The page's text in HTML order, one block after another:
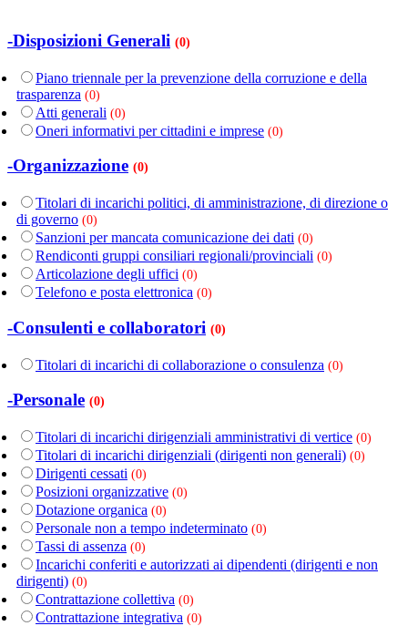
-Disposizioni Generali (0)
Piano triennale per la prevenzione della corruzione e della
trasparenza (0)
Atti generali (0)
Oneri informativi per cittadini e imprese (0)
-Organizzazione (0)
Titolari di incarichi politici, di amministrazione, di direzione o
di governo (0)
Sanzioni per mancata comunicazione dei dati (0)
Rendiconti gruppi consiliari regionali/provinciali (0)
Articolazione degli uffici (0)
Telefono e posta elettronica (0)
-Consulenti e collaboratori (0)
Titolari di incarichi di collaborazione o consulenza (0)
-Personale (0)
Titolari di incarichi dirigenziali amministrativi di vertice (0)
Titolari di incarichi dirigenziali (dirigenti non generali) (0)
Dirigenti cessati (0)
Posizioni organizzative (0)
Dotazione organica (0)
Personale non a tempo indeterminato (0)
Tassi di assenza (0)
Incarichi conferiti e autorizzati ai dipendenti (dirigenti e non
dirigenti) (0)
Contrattazione collettiva (0)
Contrattazione integrativa (0)